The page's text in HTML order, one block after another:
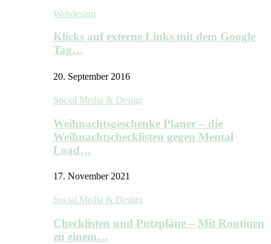
Webdesign
Klicks auf externe Links mit dem Google
Tag…
20. September 2016
Social Media & Design
Weihnachtsgeschenke Planer – die
Weihnachtschecklisten gegen Mental
Load…
17. November 2021
Social Media & Design
Checklisten und Putzpläne – Mit Routinen
zu einem…